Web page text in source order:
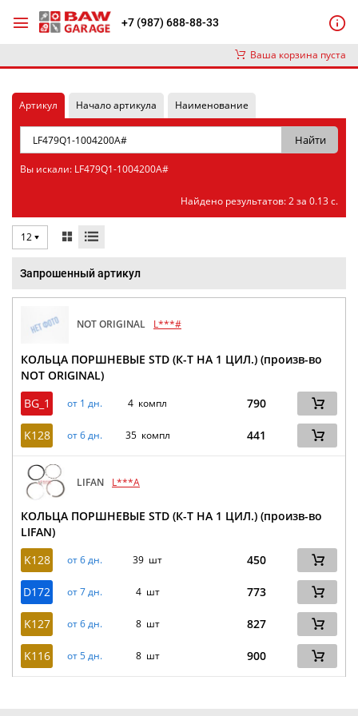
+7 (987) 688-88-33
Ваша корзина пуста
Артикул Начало артикула Наименование
Вы искали: LF479Q1-1004200A#
Найдено результатов: 2 за 0.13 с.
12
Запрошенный артикул
NOT ORIGINAL L***#
КОЛЬЦА ПОРШНЕВЫЕ STD (К-Т НА 1 ЦИЛ.) (произв-во
NOT ORIGINAL)
BG_1
от 1 дн. 4 компл 790
K128 от 6 дн. 35 компл 441
LIFAN L***A
КОЛЬЦА ПОРШНЕВЫЕ STD (К-Т НА 1 ЦИЛ.) (произв-во
LIFAN)
K128
от 6 дн. 39 шт 450
D172 от 7 дн. 4 шт 773
K127 от 6 дн. 8 шт 827
K116 от 5 дн. 8 шт 900